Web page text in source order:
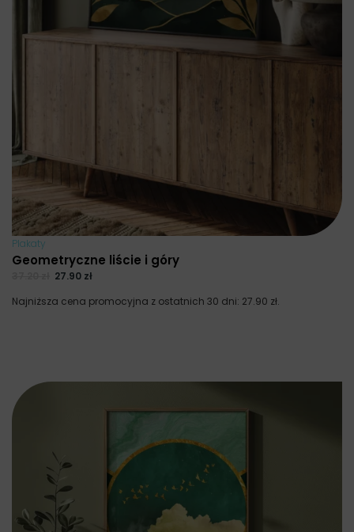
Plakaty
Geometryczne liście i góry
27.90 zł
Najniższa cena promocyjna z ostatnich 30 dni: 27.90 zł.